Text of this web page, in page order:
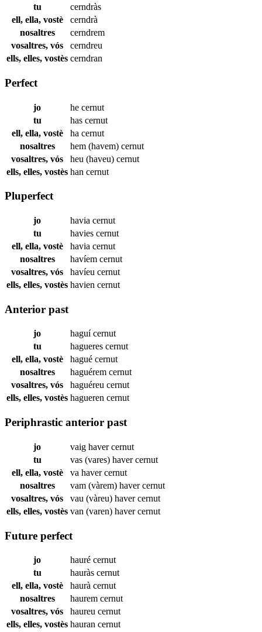
tu
cerndràs
ell, ella, vostè
cerndrà
nosaltres
cerndrem
vosaltres, vós
cerndreu
ells, elles, vostès cerndran
Perfect
jo he cernut
tu
has cernut
ell, ella, vostè
ha cernut
nosaltres
hem (havem) cernut
vosaltres, vós
heu (haveu) cernut
ells, elles, vostès han cernut
Pluperfect
jo havia cernut
tu
havies cernut
ell, ella, vostè
havia cernut
nosaltres
havíem cernut
vosaltres, vós
havíeu cernut
ells, elles, vostès havien cernut
Anterior past
jo haguícernut
tu
hagueres cernut
ell, ella, vostè
hagué cernut
nosaltres
haguérem cernut
vosaltres, vós
haguéreu cernut
ells, elles, vostès hagueren cernut
Periphrastic anterior past
jo vaig havercernut
tu
vas (vares) havercernut
ell, ella, vostè
va havercernut
nosaltres
vam (vàrem) havercernut
vosaltres, vós
vau (vàreu) havercernut
ells, elles, vostès van (varen) havercernut
Future perfect
jo hauré cernut
tu
hauràs cernut
ell, ella, vostè
haurà cernut
nosaltres
haurem cernut
vosaltres, vós
haureu cernut
ells, elles, vostès hauran cernut